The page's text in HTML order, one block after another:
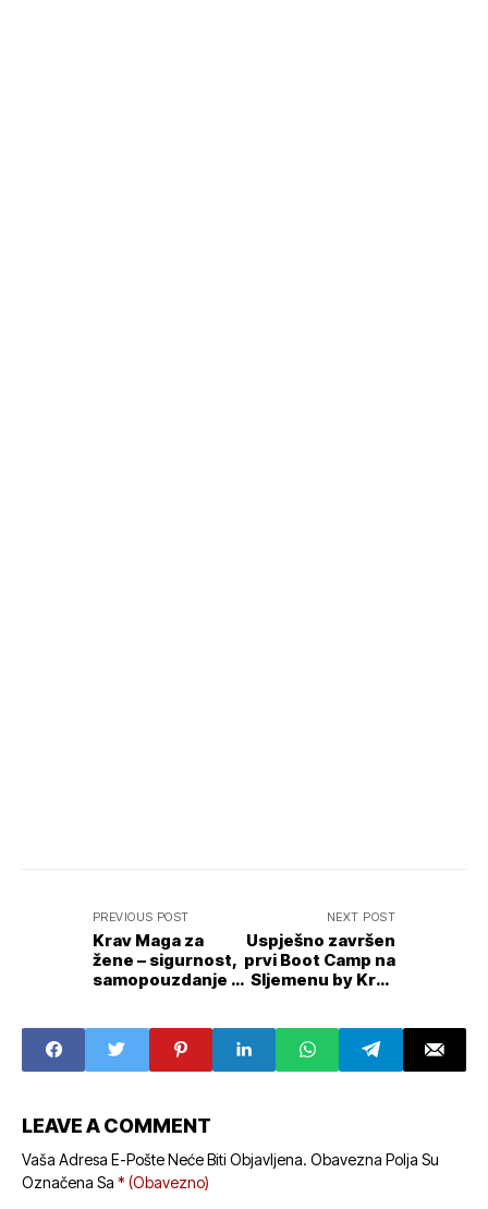
PREVIOUS POST
Krav Maga za
žene – sigurnost,
samopouzdanje i
NEXT POST
Uspješno završen
prvi Boot Camp na
Sljemenu by Krav
LEAVE A COMMENT
Vaša Adresa E-Pošte Neće Biti Objavljena. Obavezna Polja Su
Označena Sa * (obavezno)